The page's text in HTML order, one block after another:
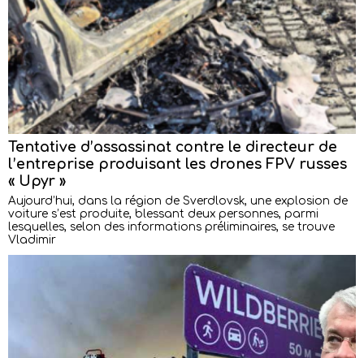
Tentative d’assassinat contre le directeur de
l’entreprise produisant les drones FPV russes
« Upyr »
Aujourd’hui, dans la région de Sverdlovsk, une explosion de
voiture s’est produite, blessant deux personnes, parmi
lesquelles, selon des informations préliminaires, se trouve
Vladimir